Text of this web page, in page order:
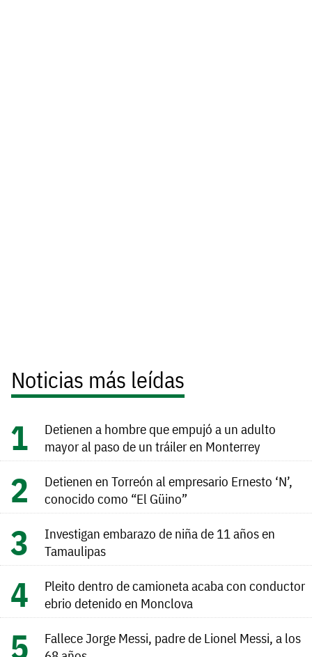
Noticias más leídas
Detienen a hombre que empujó a un adulto
mayor al paso de un tráiler en Monterrey
Detienen en Torreón al empresario Ernesto ‘N’,
conocido como “El Güino”
Investigan embarazo de niña de 11 años en
Tamaulipas
Pleito dentro de camioneta acaba con conductor
ebrio detenido en Monclova
Fallece Jorge Messi, padre de Lionel Messi, a los